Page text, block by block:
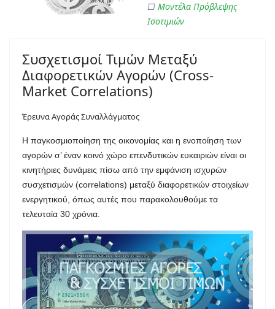
□ Μοντέλα Πρόβλεψης
Ισοτιμιών
Συσχετισμοί Τιμών Μεταξύ
Διαφορετικών Αγορών (Cross-
Market Correlations)
Έρευνα Αγοράς Συναλλάγματος
Η παγκοσμιοποίηση της οικονομίας και η ενοποίηση των
αγορών σ’ έναν κοινό χώρο επενδυτικών ευκαιριών είναι οι
κινητήριες δυνάμεις πίσω από την εμφάνιση ισχυρών
συσχετισμών (correlations) μεταξύ διαφορετικών στοιχείων
ενεργητικού, όπως αυτές που παρακολουθούμε τα
τελευταία 30 χρόνια.